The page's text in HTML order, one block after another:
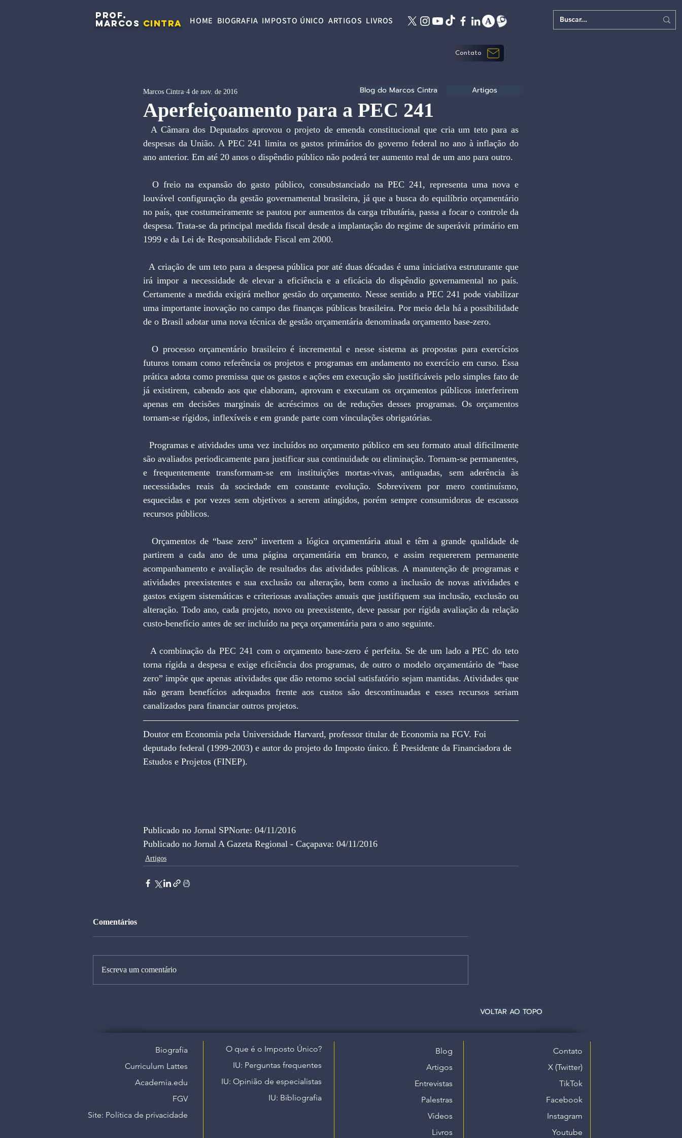
PROF.
MARCOS CINTRA HOME BIOGRAFIA IMPOSTO ÚNICO ARTIGOS LIVROS
Contato
Aperfeiçoamento para a PEC 241
Marcos Cintra 4 de nov. de 2016
  A Câmara dos Deputados aprovou o projeto de emenda constitucional que cria um teto para as
despesas da União. A PEC 241 limita os gastos primários do governo federal no ano à inflação do
ano anterior. Em até 20 anos o dispêndio público não poderá ter aumento real de um ano para outro.
  O freio na expansão do gasto público, consubstanciado na PEC 241, representa uma nova e
louvável configuração da gestão governamental brasileira, já que a busca do equilíbrio orçamentário
no país, que costumeiramente se pautou por aumentos da carga tributária, passa a focar o controle da
despesa. Trata-se da principal medida fiscal desde a implantação do regime de superávit primário em
1999 e da Lei de Responsabilidade Fiscal em 2000.
  A criação de um teto para a despesa pública por até duas décadas é uma iniciativa estruturante que
irá impor a necessidade de elevar a eficiência e a eficácia do dispêndio governamental no país.
Certamente a medida exigirá melhor gestão do orçamento. Nesse sentido a PEC 241 pode viabilizar
uma importante inovação no campo das finanças públicas brasileira. Por meio dela há a possibilidade
de o Brasil adotar uma nova técnica de gestão orçamentária denominada orçamento base-zero.
futuros tomam como referência os projetos e programas em andamento no exercício em curso. Essa
prática adota como premissa que os gastos e ações em execução são justificáveis pelo simples fato de
já existirem, cabendo aos que elaboram, aprovam e executam os orçamentos públicos interferirem
apenas em decisões marginais de acréscimos ou de reduções desses programas. Os orçamentos
tornam-se rígidos, inflexíveis e em grande parte com vinculações obrigatórias.
são avaliados periodicamente para justificar sua continuidade ou eliminação. Tornam-se permanentes,
e frequentemente transformam-se em instituições mortas-vivas, antiquadas, sem aderência às
necessidades reais da sociedade em constante evolução. Sobrevivem por mero continuísmo,
esquecidas e por vezes sem objetivos a serem atingidos, porém sempre consumidoras de escassos
recursos públicos.
partirem a cada ano de uma página orçamentária em branco, e assim requererem permanente
acompanhamento e avaliação de resultados das atividades públicas. A manutenção de programas e
atividades preexistentes e sua exclusão ou alteração, bem como a inclusão de novas atividades e
gastos exigem sistemáticas e criteriosas avaliações anuais que justifiquem sua inclusão, exclusão ou
alteração. Todo ano, cada projeto, novo ou preexistente, deve passar por rígida avaliação da relação
custo-benefício antes de ser incluído na peça orçamentária para o ano seguinte.
torna rígida a despesa e exige eficiência dos programas, de outro o modelo orçamentário de “base
zero” impõe que apenas atividades que dão retorno social satisfatório sejam mantidas. Atividades que
não geram benefícios adequados frente aos custos são descontinuadas e esses recursos seriam
canalizados para financiar outros projetos.
Doutor em Economia pela Universidade Harvard, professor titular de Economia na FGV. Foi
deputado federal (1999-2003) e autor do projeto do Imposto único. É Presidente da Financiadora de
Estudos e Projetos (FINEP).
Publicado no Jornal SPNorte: 04/11/2016
Publicado no Jornal A Gazeta Regional - Caçapava: 04/11/2016
Artigos
Comentários
Escreva um comentário
Blog do Marcos Cintra Artigos
VOLTAR AO TOPO
Biografia
Curriculum Lattes
Academia.edu
FGV
Site: Política de privacidade​
O que é o Imposto Único?
IU: Perguntas frequentes
IU: Opinião de especialistas
IU: Bibliografia
Blog
Artigos
Entrevistas
Palestras
Vídeos
Livros
Contato
X (Twitter)
TikTok
Facebook
Instagram
Youtube